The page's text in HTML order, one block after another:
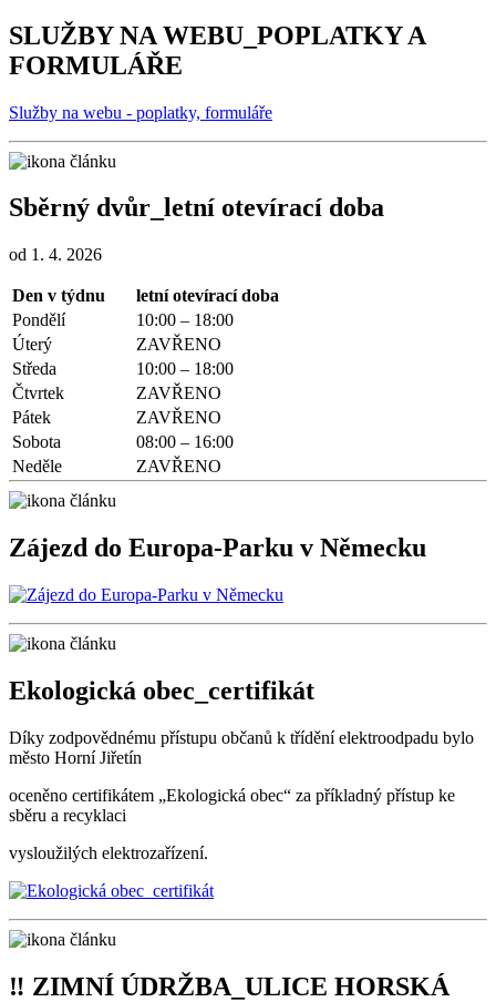
SLUŽBY NA WEBU_POPLATKY A
FORMULÁŘE
Služby na webu - poplatky, formuláře
Sběrný dvůr_letní otevírací doba
od 1. 4. 2026
Den v týdnu
letní otevírací doba
Pondělí
10:00 – 18:00
Úterý
ZAVŘENO
Středa
10:00 – 18:00
Čtvrtek
ZAVŘENO
Pátek
ZAVŘENO
Sobota
08:00 – 16:00
Neděle
ZAVŘENO
Zájezd do Europa-Parku v Německu
Ekologická obec_certifikát
Díky zodpovědnému přístupu občanů k třídění elektroodpadu bylo
město Horní Jiřetín
oceněno certifikátem „Ekologická obec“ za příkladný přístup ke
sběru a recyklaci
vysloužilých elektrozařízení.
‼ ZIMNÍ ÚDRŽBA_ULICE HORSKÁ